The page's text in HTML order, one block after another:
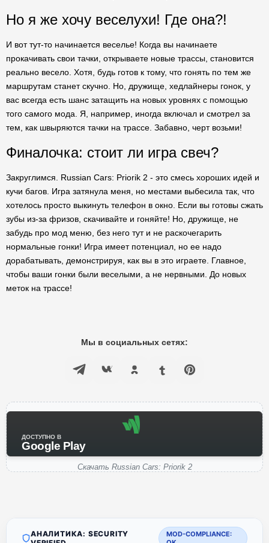
Но я же хочу веселухи! Где она?!
И вот тут-то начинается веселье! Когда вы начинаете
прокачивать свои тачки, открываете новые трассы, становится
реально весело. Хотя, будь готов к тому, что гонять по тем же
маршрутам станет скучно. Но, дружище, хедлайнеры гонок, у
вас всегда есть шанс затащить на новых уровнях с помощью
того самого мода. Я, например, иногда включал и смотрел за
тем, как швыряются тачки на трассе. Забавно, черт возьми!
Финалочка: стоит ли игра свеч?
Закруглимся. Russian Cars: Priorik 2 - это смесь хороших идей и
кучи багов. Игра затянула меня, но местами выбесила так, что
хотелось просто выкинуть телефон в окно. Если вы готовы сжать
зубы из-за фризов, скачивайте и гоняйте! Но, дружище, не
забудь про мод меню, без него тут и не раскочегарить
нормальные гонки! Игра имеет потенциал, но ее надо
дорабатывать, демонстрируя, как вы в это играете. Главное,
чтобы ваши гонки были веселыми, а не нервными. До новых
меток на трассе!
Мы в социальных сетях:
ДОСТУПНО В
Google Play
Скачать Russian Cars: Priorik 2
АНАЛИТИКА: SECURITY
MOD-COMPLIANCE: